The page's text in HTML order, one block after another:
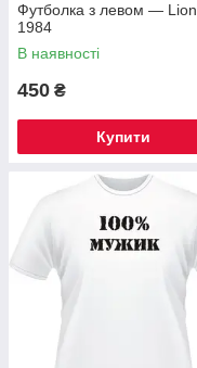
Футболка з левом — Lion
1984
В наявності
450 ₴
Купити